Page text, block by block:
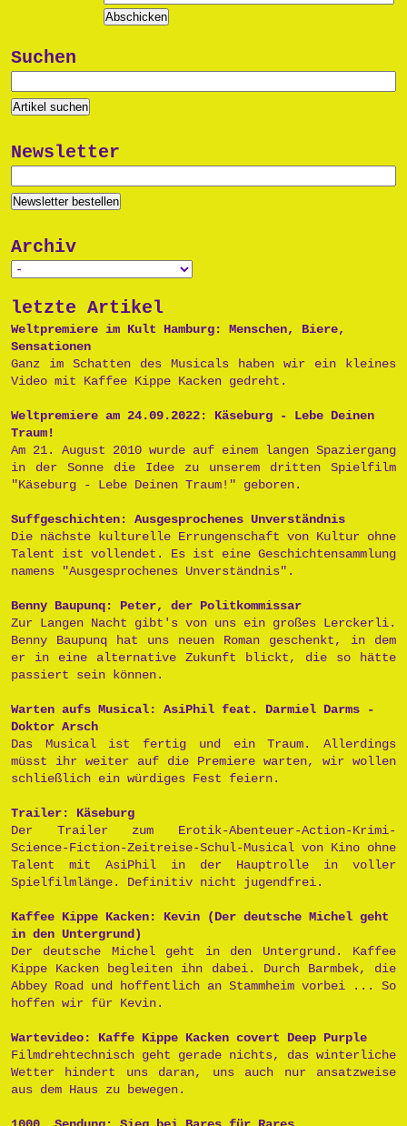
Suchen
Newsletter
Archiv
letzte Artikel
Weltpremiere im Kult Hamburg: Menschen, Biere,
Sensationen
Ganz im Schatten des Musicals haben wir ein kleines
Video mit Kaffee Kippe Kacken gedreht.
Weltpremiere am 24.09.2022: Käseburg - Lebe Deinen
Traum!
Am 21. August 2010 wurde auf einem langen Spaziergang
in der Sonne die Idee zu unserem dritten Spielfilm
"Käseburg - Lebe Deinen Traum!" geboren.
Suffgeschichten: Ausgesprochenes Unverständnis
Die nächste kulturelle Errungenschaft von Kultur ohne
Talent ist vollendet. Es ist eine Geschichtensammlung
namens "Ausgesprochenes Unverständnis".
Benny Baupunq: Peter, der Politkommissar
Zur Langen Nacht gibt's von uns ein großes Lerckerli.
Benny Baupunq hat uns neuen Roman geschenkt, in dem
er in eine alternative Zukunft blickt, die so hätte
passiert sein können.
Warten aufs Musical: AsiPhil feat. Darmiel Darms -
Doktor Arsch
Das Musical ist fertig und ein Traum. Allerdings
müsst ihr weiter auf die Premiere warten, wir wollen
schließlich ein würdiges Fest feiern.
Trailer: Käseburg
Der Trailer zum Erotik-Abenteuer-Action-Krimi-
Science-Fiction-Zeitreise-Schul-Musical von Kino ohne
Talent mit AsiPhil in der Hauptrolle in voller
Spielfilmlänge. Definitiv nicht jugendfrei.
Kaffee Kippe Kacken: Kevin (Der deutsche Michel geht
in den Untergrund)
Der deutsche Michel geht in den Untergrund. Kaffee
Kippe Kacken begleiten ihn dabei. Durch Barmbek, die
Abbey Road und hoffentlich an Stammheim vorbei ... So
hoffen wir für Kevin.
Wartevideo: Kaffe Kippe Kacken covert Deep Purple
Filmdrehtechnisch geht gerade nichts, das winterliche
Wetter hindert uns daran, uns auch nur ansatzweise
aus dem Haus zu bewegen.